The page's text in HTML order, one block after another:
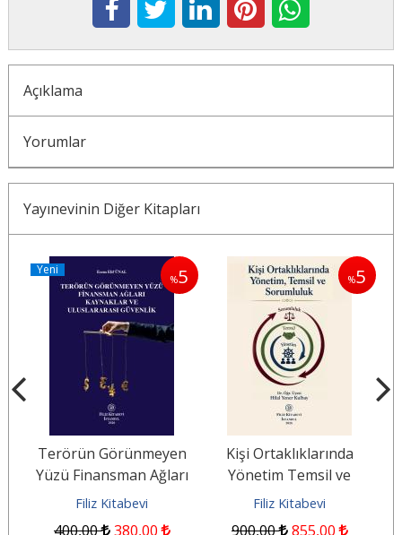
Açıklama
Yorumlar
Yayınevinin Diğer Kitapları
%5
Yeni
Terörün Görünmeyen
Yüzü Finansman Ağları
Kaynaklar ve
Filiz Kitabevi
400,00 380,00
%5
Kişi Ortaklıklarında
Yönetim Temsil ve
Sorumluluk
Filiz Kitabevi
900,00 855,00